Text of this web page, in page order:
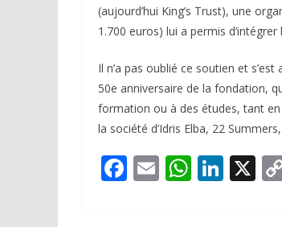
(aujourd’hui King’s Trust), une
1.700 euros) lui a permis
Il n’a pas oublié ce soutien et
50e anniversaire de la fondation,
formation ou à des études, tant en
la société d’Idris Elba, 22
F E W Li X